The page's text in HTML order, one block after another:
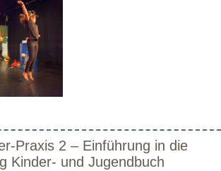
Praxis 2 – Einführung in die
Kinder- und Jugendbuch